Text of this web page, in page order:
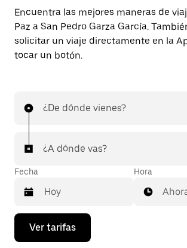
Encuentra las mejores maneras de
Paz a San Pedro Garza García.
solicitar un viaje directamente en la
tocar un botón.
¿De dónde vienes?
¿A dónde vas?
Fecha
Presiona
flecha
Hora
Ver tarifas